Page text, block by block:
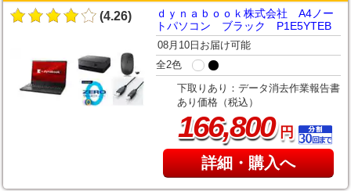
(4.26)
ｄｙｎａｂｏｏｋ株式会社 A4ノー
トパソコン ブラック P1E5YTEB
08月10日お届け可能
全2色
下取りあり：データ消去作業報告書
あり価格（税込）
166,800円
詳細・購入へ